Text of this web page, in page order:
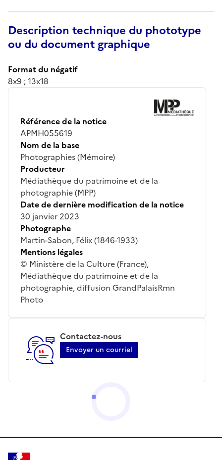
Description technique du phototype
ou du document graphique
Format du négatif
8x9 ; 13x18
Référence de la notice
APMH055619
Nom de la base
Photographies (Mémoire)
Producteur
Médiathèque du patrimoine et de la
photographie (MPP)
Date de dernière modification de la notice
30 janvier 2023
Photographe
Martin-Sabon, Félix (1846-1933)
Mentions légales
© Ministère de la Culture (France),
Médiathèque du patrimoine et de la
photographie, diffusion GrandPalaisRmn
Photo
Contactez-nous
Envoyer un courriel